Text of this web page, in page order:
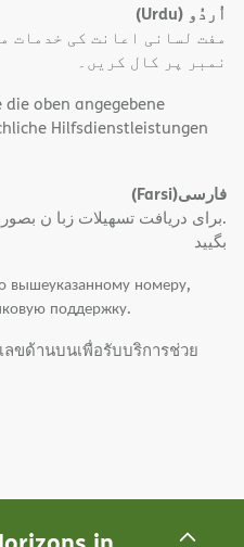
اُردُو (Urdu)
مفت لسانی اعانت کی خدمات
نمبر پر کال کریں۔
die oben angegebene
Hilfsdienstleistungen
فارسی(Farsi)
.برای دریافت تسهیلات زبا ن
بگیید
вышеуказанному номеру,
поддержку.
ขด้านบนเพื่อรับบริการช่วย